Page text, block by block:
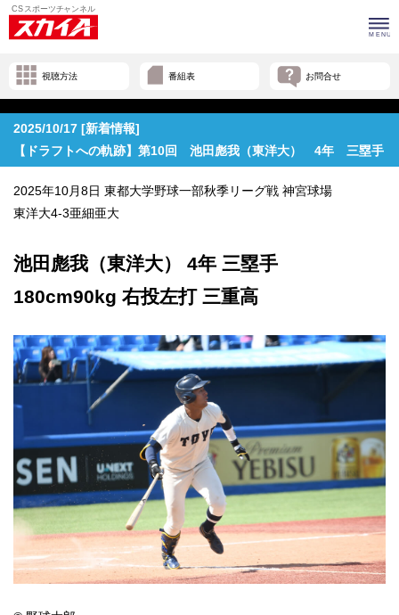
視聴方法 番組表 お問合せ
2025/10/17 [新着情報]
【ドラフトへの軌跡】第10回 池田彪我（東洋大） 4年 三塁手
2025年10月8日 東都大学野球一部秋季リーグ戦 神宮球場
東洋大4-3亜細亜大
池田彪我（東洋大） 4年 三塁手
180cm90kg 右投左打 三重高